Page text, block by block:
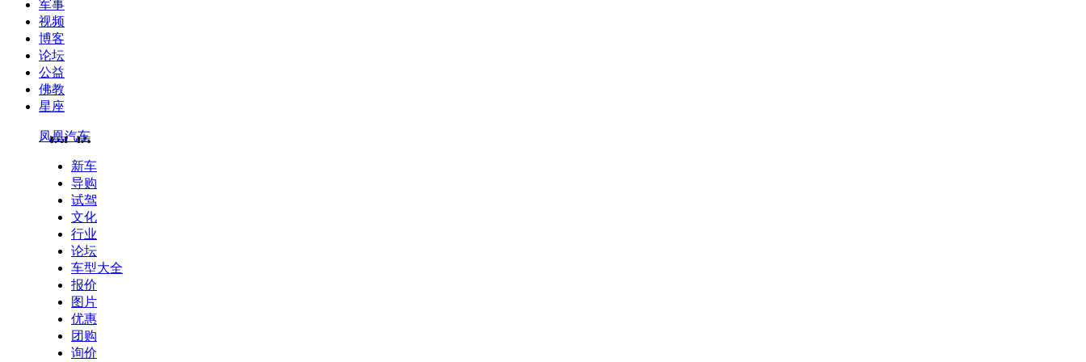
军事
视频
博客
论坛
公益
佛教
星座
凤凰汽车
新车
导购
试驾
文化
行业
论坛
车型大全
报价
图片
优惠
团购
询价